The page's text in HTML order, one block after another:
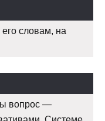
словам, на
вопрос —